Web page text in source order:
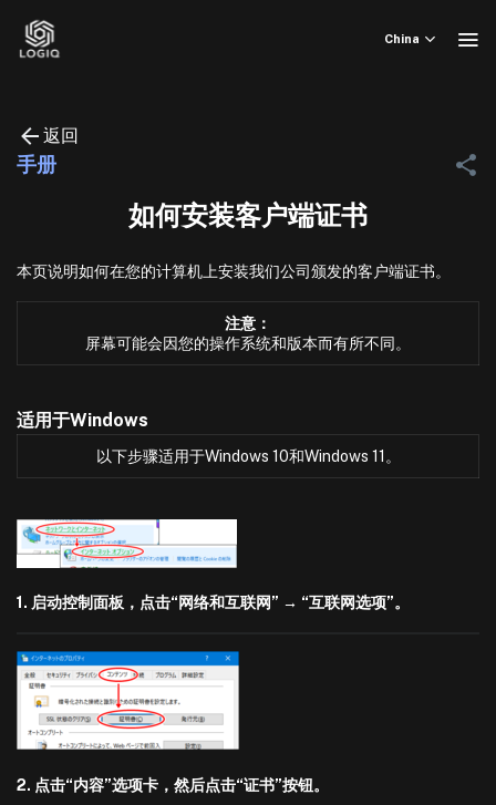
China
返回
手册
如何安装客户端证书
本页说明如何在您的计算机上安装我们公司颁发的客户端证书。
注意：
屏幕可能会因您的操作系统和版本而有所不同。
适用于Windows
以下步骤适用于Windows 10和Windows 11。
1. 启动控制面板，点击“网络和互联网” → “互联网选项”。
2. 点击“内容”选项卡，然后点击“证书”按钮。